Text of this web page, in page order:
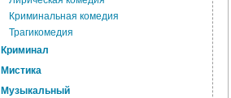
Криминальная комедия
Трагикомедия
Криминал
Мистика
Музыкальный